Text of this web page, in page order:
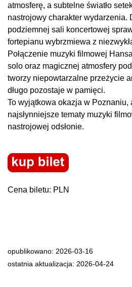
atmosferę, a subtelne światło
nastrojowy charakter wydarzenia.
podziemnej sali koncertowej
fortepianu wybrzmiewa z
Połączenie muzyki filmowej
solo oraz magicznej atmosfery
tworzy niepowtarzalne przeżycie
długo pozostaje w pamięci.
To wyjątkowa okazja w Poznaniu,
najsłynniejsze tematy muzyki
nastrojowej odsłonie.
Cena biletu: PLN
opublikowano: 2026-03-16
ostatnia aktualizacja: 2026-04-24